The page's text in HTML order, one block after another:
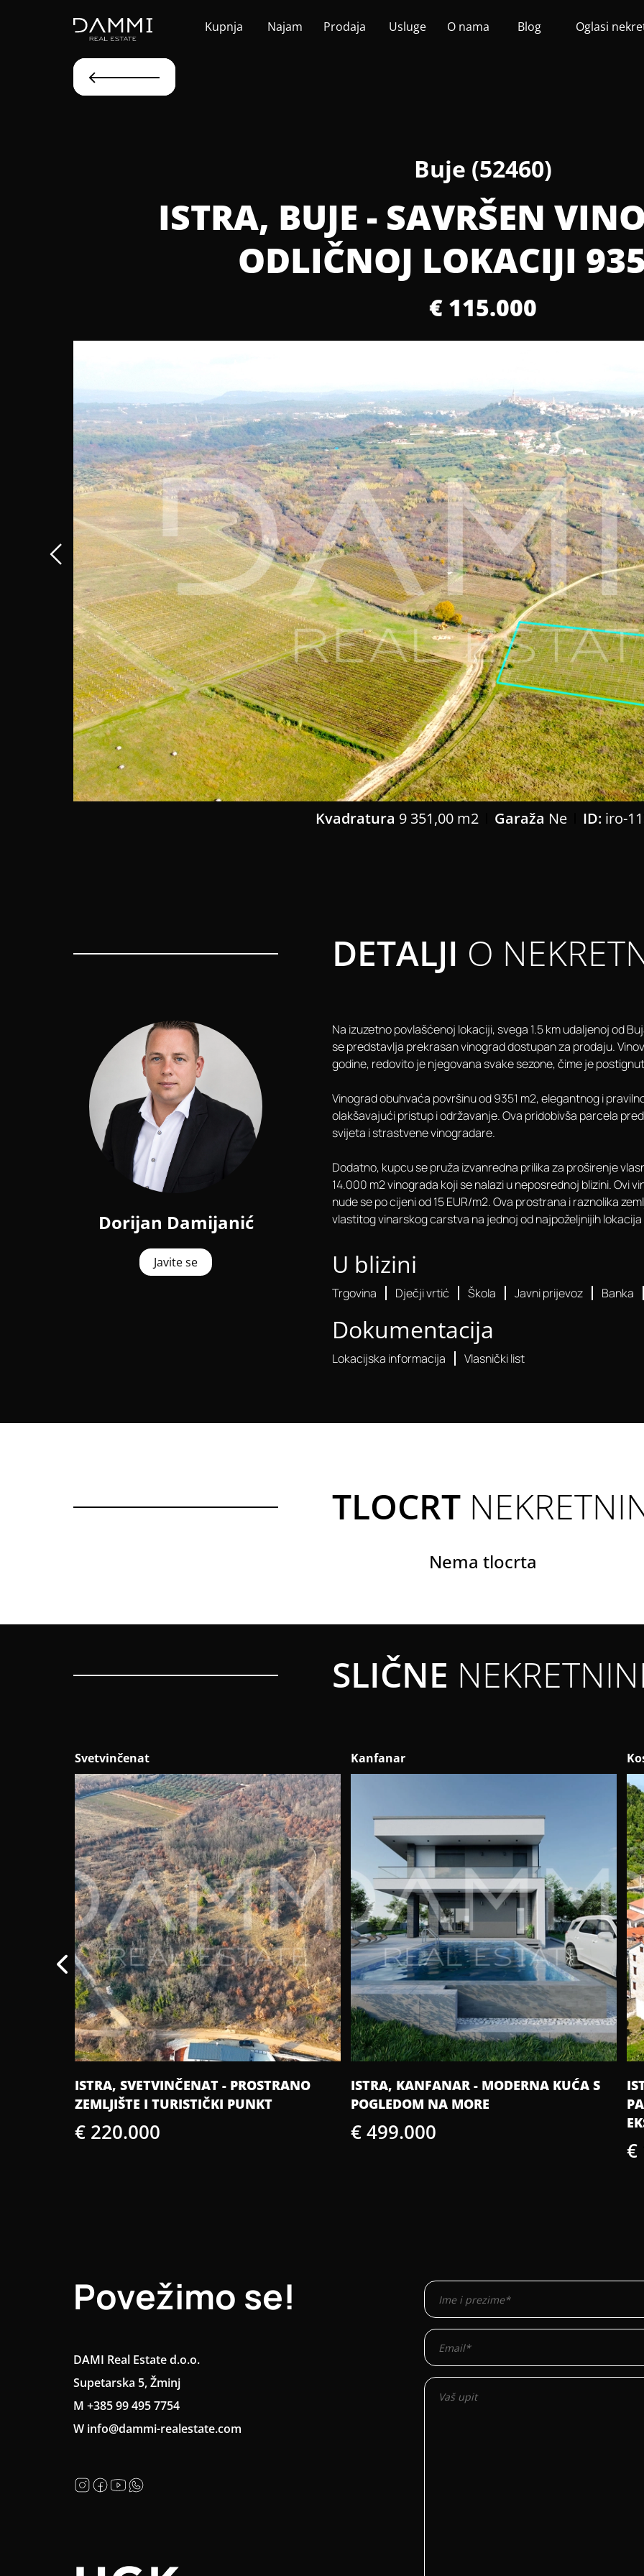
Kupnja Najam Prodaja Usluge O nama Blog Oglasi
Buje (52460)
ISTRA, BUJE - SAVRŠEN
ODLIČNOJ LOKACIJI
€ 115.000
Kvadratura 9 351,00 m2 Garaža Ne ID:iro-
DETALJI O
Dorijan Damijanić
Javite se
Na izuzetno povlašćenoj lokaciji, svega 1.5 km udaljenoj od
se predstavlja prekrasan vinograd dostupan za prodaju.
godine, redovito je njegovana svake sezone, čime je
Vinograd obuhvaća površinu od 9351 m2, elegantnog i
olakšavajući pristup i održavanje. Ova pridobivša parcela
svijeta i strastvene vinogradare.
Dodatno, kupcu se pruža izvanredna prilika za proširenje
14.000 m2 vinograda koji se nalazi u neposrednoj blizini. Ovi
nude se po cijeni od 15 EUR/m2. Ova prostrana i raznolika
vlastitog vinarskog carstva na jednoj od najpoželjnijih lokacija
U blizini
Trgovina Dječji vrtić Škola Javni prijevoz Banka
Dokumentacija
Lokacijska informacija Vlasnički list
TLOCRT
Nema tlocrta
SLIČNE
Kanfanar
ISTRA, KANFANAR - MODERNA KUĆA S
POGLEDOM NA MORE
€ 499.000
Kostanjica
ISTRA, GROŽNJAN - KAMENA KUĆA S
PANORAMSKIM POGLEDOM
EKSKLUZIVNO!
€
Povežimo se!
DAMI Real Estate d.o.o.
Supetarska 5, Žminj
M +385 99 495 7754
W info@dammi-realestate.com